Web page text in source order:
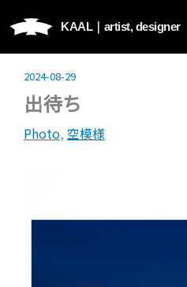
容
を
KAAL｜ artist, designer
2024-08-29
出待ち
Photo, 空模様